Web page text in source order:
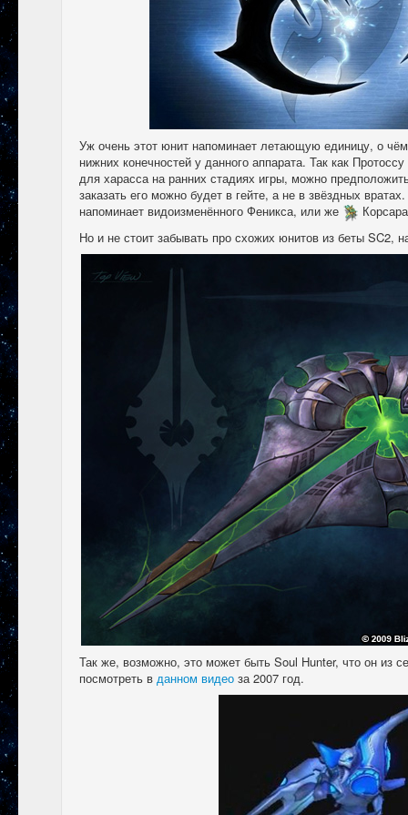
Уж очень этот юнит напоминает летающую единицу, о чём
нижних конечностей у данного аппарата. Так как
для харасса на ранних стадиях игры, можно
заказать его можно будет в гейте, а не в звёздных
напоминает видоизменённого Феникса, или же
Но и не стоит забывать про схожих юнитов из беты SC2,
Так же, возможно, это может быть Soul Hunter, что он из
посмотреть в данном видео за 2007 год.